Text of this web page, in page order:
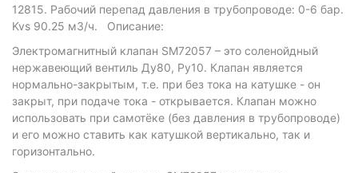
12815. Рабочий перепад давления в трубопроводе: 0-6 бар.
Kvs 90.25 м3/ч. Описание:
Электромагнитный клапан SM72057 – это соленойдный
нержавеющий вентиль Ду80, Ру10. Клапан является
нормально-закрытым, т.е. при без тока на катушке - он
закрыт, при подаче тока - открывается. Клапан можно
использовать при самотёке (без давления в трубопроводе)
и его можно ставить как катушкой вертикально, так и
горизонтально.